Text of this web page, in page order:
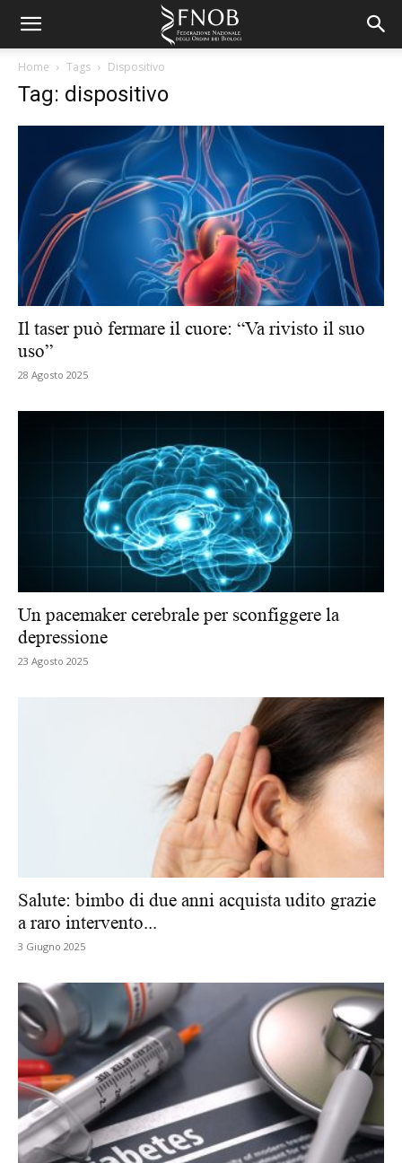
Home Tags Dispositivo
Tag: dispositivo
Il taser può fermare il cuore: “Va rivisto il suo
uso”
28 Agosto 2025
Un pacemaker cerebrale per sconfiggere la
depressione
23 Agosto 2025
Salute: bimbo di due anni acquista udito grazie
a raro intervento...
3 Giugno 2025